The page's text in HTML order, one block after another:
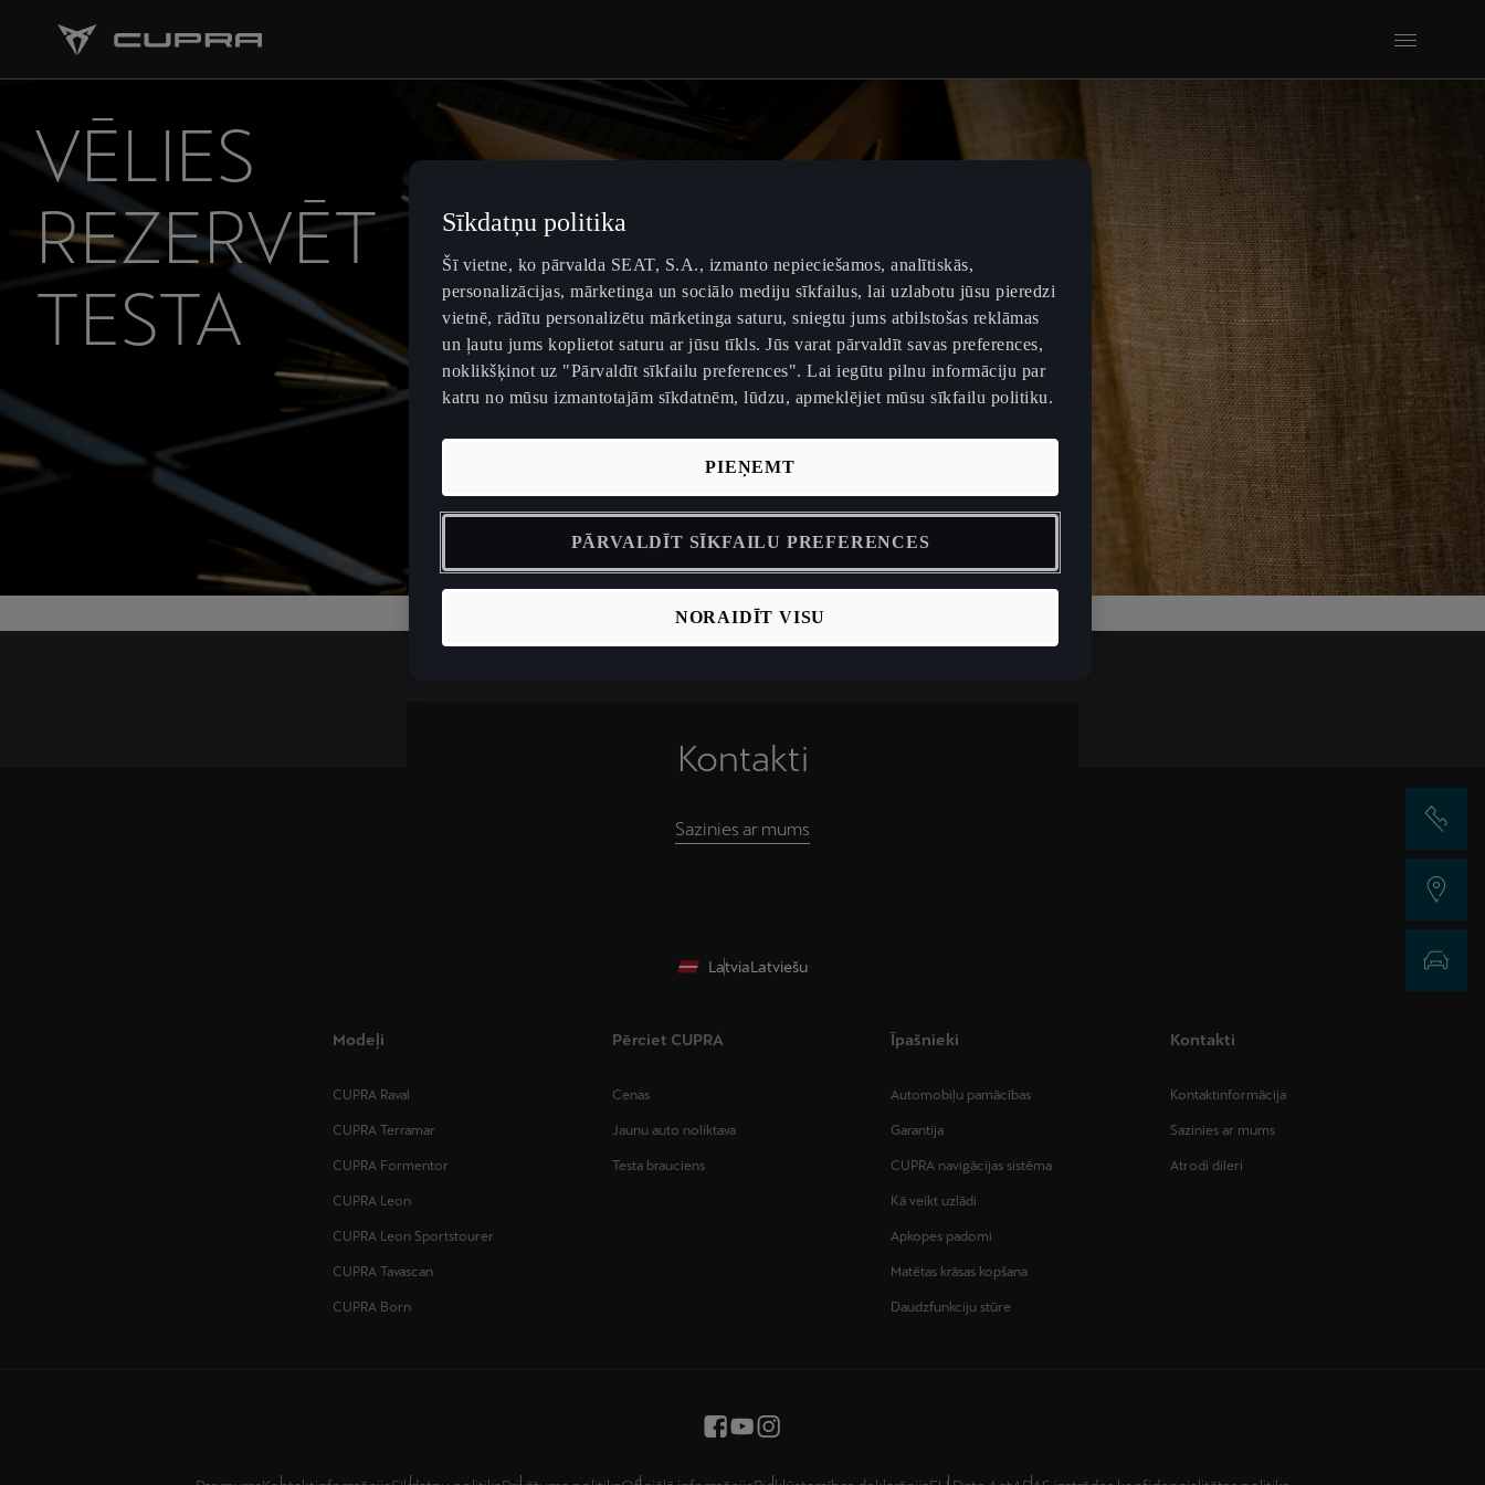
VĒLIES
REZERVĒT
TESTA
BRAUCIENU?
Kontakti
Sazinies ar mums
LatviaLatviešu
Modeļi
CUPRA Raval
CUPRA Terramar
CUPRA Formentor
CUPRA Leon
CUPRA Leon Sportstourer
CUPRA Tavascan
CUPRA Born
Pērciet CUPRA
Cenas
Jaunu auto noliktava
Testa brauciens
Īpašnieki
Automobiļu pamācības
Garantija
CUPRA navigācijas sistēma
Kā veikt uzlādi
Apkopes padomi
Matētas krāsas kopšana
Daudzfunkciju stūre
Kontakti
Kontaktinformācija
Sazinies ar mums
Atrodi dileri
Sazinies ar
Atrodi dīleri
Testa
Sīkdatņu politika
Šī vietne, ko pārvalda SEAT, S.A., izmanto nepieciešamos, analītiskās,
personalizācijas, mārketinga un sociālo mediju sīkfailus, lai uzlabotu jūsu pieredzi
vietnē, rādītu personalizētu mārketinga saturu, sniegtu jums atbilstošas reklāmas
un ļautu jums koplietot saturu ar jūsu tīkls. Jūs varat pārvaldīt savas preferences,
noklikšķinot uz "Pārvaldīt sīkfailu preferences". Lai iegūtu pilnu informāciju par
katru no mūsu izmantotajām sīkdatnēm, lūdzu, apmeklējiet mūsu sīkfailu politiku.
NORAIDĪT VISU
PIEŅEMT
PĀRVALDĪT SĪKFAILU PREFERENCES